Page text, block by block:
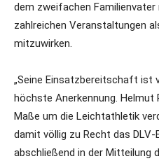
dem zweifachen Familienvater
zahlreichen Veranstaltungen
mitzuwirken.
„Seine Einsatzbereitschaft ist
höchste Anerkennung. Helmut
Maße um die Leichtathletik
damit völlig zu Recht das DLV-
abschließend in der Mitteilung